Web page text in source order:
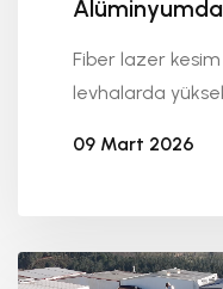
Alüminyumda
Fiber lazer
levhalarda
09 Mart 2026